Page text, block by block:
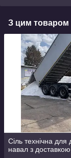
З цим товаром
Сіль технічна для
навал з доставкою